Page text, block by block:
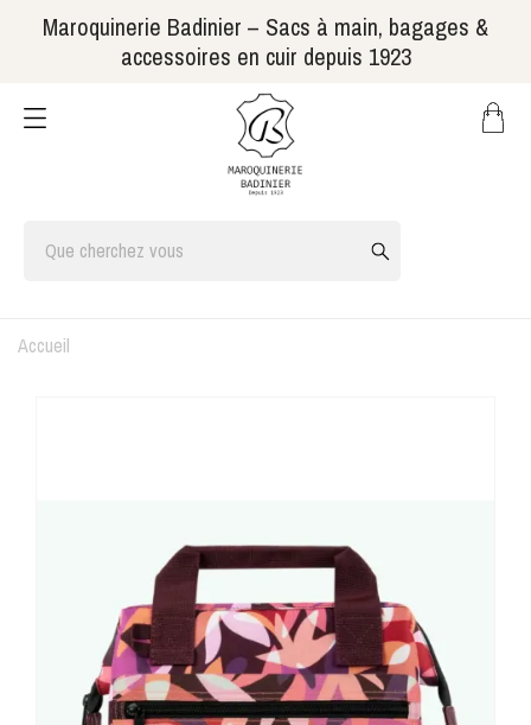
Maroquinerie Badinier – Sacs à main, bagages &
accessoires en cuir depuis 1923
Accueil